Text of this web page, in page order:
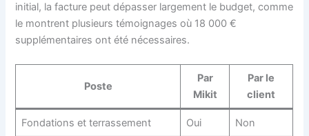
initial, la facture peut dépasser largement le budget, comme
le montrent plusieurs témoignages où 18 000 €
supplémentaires ont été nécessaires.
Poste
Par
Mikit
Par le
client
Fondations et terrassement Oui Non